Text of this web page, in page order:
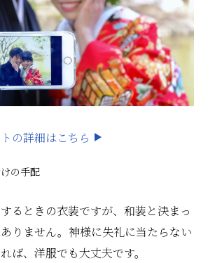
の詳細はこちら
の手配
るときの衣装ですが、和装と決まっ
りません。神様に失礼に当たらない
ば、洋服でも大丈夫です。